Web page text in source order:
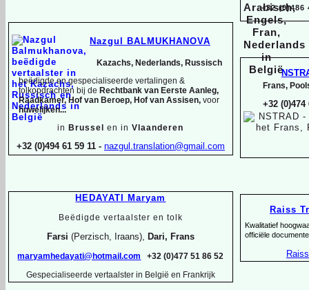
+32 (0)486
Frans,
+32
Raiss
Kwalitatief
officiële
Raiss
Nazgul BALMUKHANOVA
Kazachs, Nederlands, Russisch
beëdigde en gespecialiseerde vertalingen &
tolkopdrachten bij de Rechtbank van Eerste Aanleg,
Raadkamer, Hof van Beroep, Hof van Assisen, voor
huwelijken...
in Brussel en inVlaanderen
+32 (0)494 61 59 11 - nazgul.translation@gmail.com
HEDAYATI Maryam
Beëdigde vertaalster en tolk
Farsi (Perzisch, Iraans), Dari, Frans
maryamhedayati@hotmail.com
+32 (0)477 51 86 52
Gespecialiseerde vertaalster in België en Frankrijk